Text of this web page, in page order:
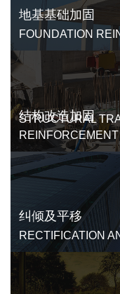
地基基础加固
FOUNDATION
结构改造加固
STRUCTURAL
REINFORCEMENT
纠倾及平移
RECTIFICATION